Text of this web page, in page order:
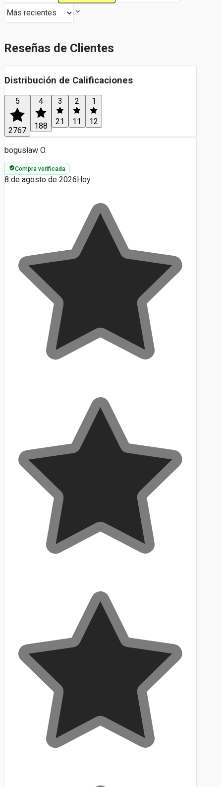
Reseñas de Clientes
Distribución de Calificaciones
5
2767
4
188
3
21
2
11
1
12
bogusław O.
Compra verificada
8 de agosto de 2026 Hoy